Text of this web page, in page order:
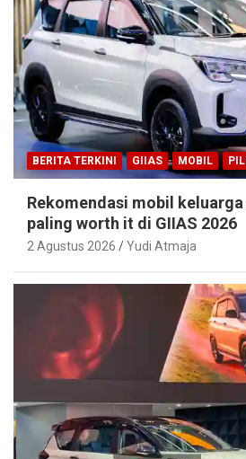
BERITA TERKINI GIIAS MOBIL
Rekomendasi mobil
paling worth it di GIIAS 2026
2 Agustus 2026 Yudi Atmaja